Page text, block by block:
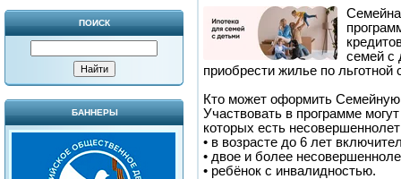
ПОИСК
БАННЕРЫ
семей с
приобрести жилье по льготной
Кто может оформить Семейную
Участвовать в программе
которых есть
• в возрасте до 6 лет
• двое и более
• ребёнок с инвалидностью.